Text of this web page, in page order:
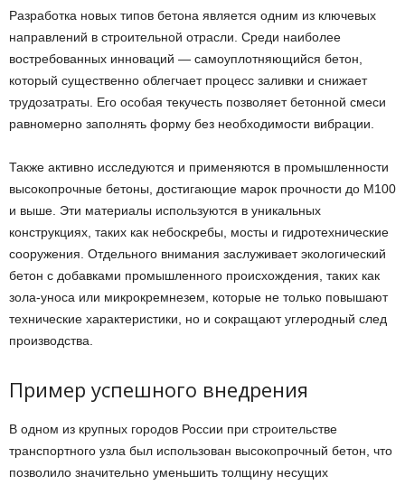
Разработка новых типов бетона является одним из ключевых
направлений в строительной отрасли. Среди наиболее
востребованных инноваций — самоуплотняющийся бетон,
который существенно облегчает процесс заливки и снижает
трудозатраты. Его особая текучесть позволяет бетонной смеси
равномерно заполнять форму без необходимости вибрации.
Также активно исследуются и применяются в промышленности
высокопрочные бетоны, достигающие марок прочности до М100
и выше. Эти материалы используются в уникальных
конструкциях, таких как небоскребы, мосты и гидротехнические
сооружения. Отдельного внимания заслуживает экологический
бетон с добавками промышленного происхождения, таких как
зола-уноса или микрокремнезем, которые не только повышают
технические характеристики, но и сокращают углеродный след
производства.
Пример успешного внедрения
В одном из крупных городов России при строительстве
транспортного узла был использован высокопрочный бетон, что
позволило значительно уменьшить толщину несущих